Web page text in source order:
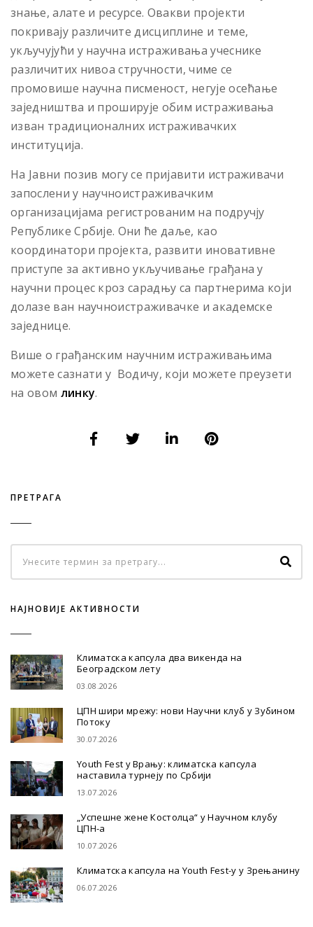
знање, алате и ресурсе. Овакви пројекти
покривају различите дисциплине и теме,
укључујући у научна истраживања учеснике
различитих нивоа стручности, чиме се
промовише научна писменост, негује осећање
заједништва и проширује обим истраживања
изван традиционалних истраживачких
институција.
На Јавни позив могу се пријавити истраживачи
запослени у научноистраживачким
организацијама регистрованим на подручју
Републике Србије. Они ће даље, као
координатори пројекта, развити иновативне
приступе за активно укључивање грађана у
научни процес кроз сарадњу са партнерима који
долазе ван научноистраживачке и академске
заједнице.
Више о грађанским научним истраживањима
можете сазнати у Водичу, који можете преузети
на овом линку.
ПРЕТРАГА
НАЈНОВИЈЕ АКТИВНОСТИ
Климатска капсула два викенда на
Београдском лету
03.08.2026
ЦПН шири мрежу: нови Научни клуб у Зубином
Потоку
30.07.2026
Youth Fest у Врању: климатска капсула
наставила турнеју по Србији
13.07.2026
„Успешне жене Костолца“ у Научном клубу
ЦПН-а
10.07.2026
Климатска капсула на Youth Fest-у у Зрењанину
06.07.2026